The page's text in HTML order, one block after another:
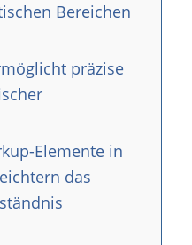
Bereichen
präzise
Elemente in
das